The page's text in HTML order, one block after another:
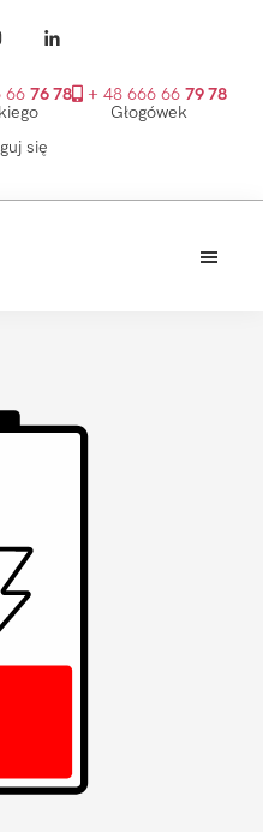
66 76 78
+ 48 666 66 79 78
Głogówek
się